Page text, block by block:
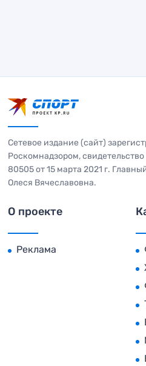
Сетевое издание (сайт)
Роскомнадзором,
80505 от 15 марта 2021 г.
Олеся Вячеславовна.
О проекте
Реклама